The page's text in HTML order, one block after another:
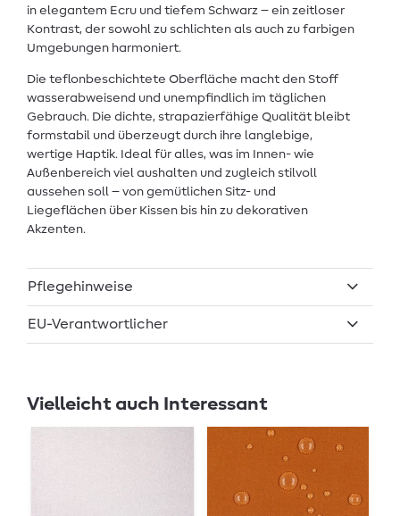
in elegantem Ecru und tiefem Schwarz – ein zeitloser
Kontrast, der sowohl zu schlichten als auch zu farbigen
Umgebungen harmoniert.
Die teflonbeschichtete Oberfläche macht den Stoff
wasserabweisend und unempfindlich im täglichen
Gebrauch. Die dichte, strapazierfähige Qualität bleibt
formstabil und überzeugt durch ihre langlebige,
wertige Haptik. Ideal für alles, was im Innen- wie
Außenbereich viel aushalten und zugleich stilvoll
aussehen soll – von gemütlichen Sitz- und
Liegeflächen über Kissen bis hin zu dekorativen
Akzenten.
Pflegehinweise
EU-Verantwortlicher
Vielleicht auch Interessant